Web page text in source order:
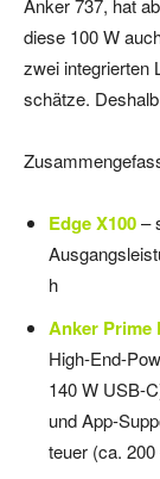
Anker 737, hat
diese 100 W
zwei integrierten
schätze.
Edge X100–
h
Anker Prime
High-End-
140 W USB-
und App-
teuer (ca. 200